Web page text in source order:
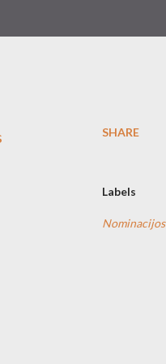
SHARE
Labels
Nominacijos